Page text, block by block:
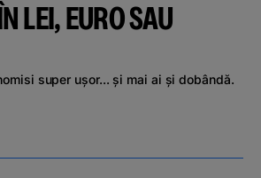
LEI, EURO SAU
super ușor... și mai ai și dobândă.